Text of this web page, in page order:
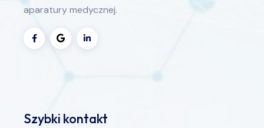
aparatury medycznej.
Szybki kontakt